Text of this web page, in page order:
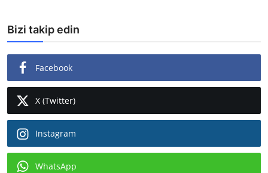
Bizi takip edin
Facebook
X (Twitter)
Instagram
WhatsApp